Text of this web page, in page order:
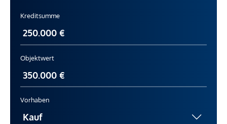
Kreditsumme
Objektwert
Vorhaben